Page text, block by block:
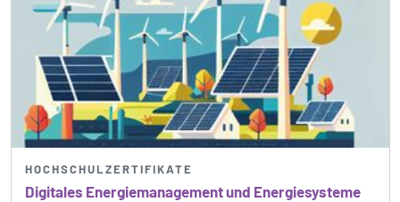
Digitales Energie­management und Energie­systeme
HOCHSCHULZERTIFIKATE